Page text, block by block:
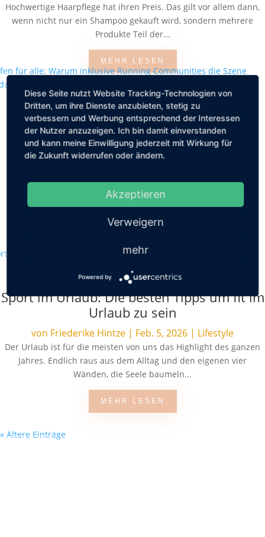
Hochwertige Haarpflege hat ihren Preis. Das gilt vor allem dann,
wenn nicht nur ein Shampoo gekauft wird, sondern mehrere
Produkte Teil der...
MEHR LESEN
Laufen für alle: Warum inklusive Running
Communities die Szene verändern
Mitgliedschaft, kein Verein, keine Voraussetzungen. Und doch
fühlt sich die Laufszene für viele...
Sport im Urlaub: Die besten Tipps um fit im
Urlaub zu sein
von Friederike Hintze | Feb. 5, 2026 | Lifestyle
Der Urlaub ist für die meisten von uns das Highlight des ganzen
Jahres. Endlich raus aus dem Alltag und den eigenen vier
Wänden, die Seele baumeln...
MEHR LESEN
« Ältere Einträge
Diese Seite nutzt Website Tracking-Technologien von
Dritten, um ihre Dienste anzubieten, stetig zu
verbessern und Werbung entsprechend der Interessen
der Nutzer anzuzeigen. Ich bin damit einverstanden
und kann meine Einwilligung jederzeit mit Wirkung für
die Zukunft widerrufen oder ändern.
Akzeptieren
Verweigern
mehr
Powered by